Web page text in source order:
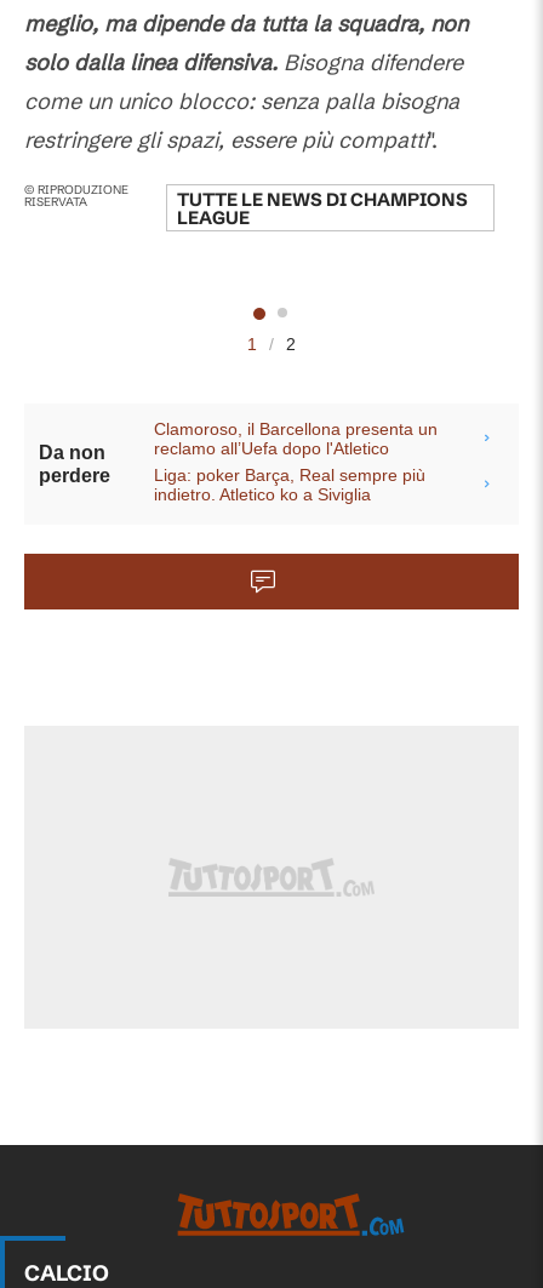
meglio, ma dipende da tutta la squadra, non
solo dalla linea difensiva. Bisogna difendere
come un unico blocco: senza palla bisogna
restringere gli spazi, essere più compatti".
© RIPRODUZIONE
RISERVATA TUTTE LE NEWS DICHAMPIONS
LEAGUE
1 / 2
Da non
perdere
Clamoroso, il Barcellona presenta un
reclamo all’Uefa dopo l'Atletico
Liga: poker Barça, Real sempre più
indietro. Atletico ko a Siviglia
CALCIO